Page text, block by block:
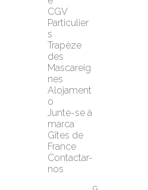
CGV
Particulier
s
Trapèze
des
Mascareig
nes
Alojament
o
Junte-se à
marca
Gîtes de
France
Contactar-
nos
G